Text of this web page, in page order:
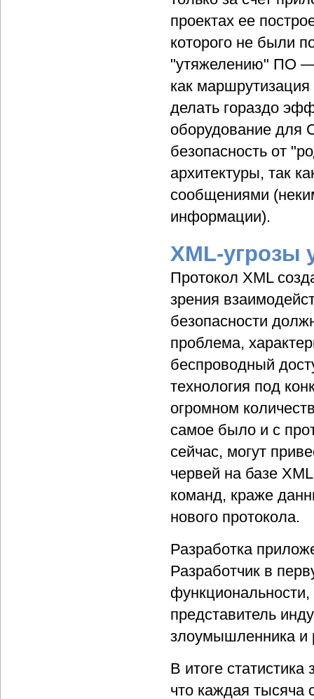
проектах ее
которого не были
"утяжелению" ПО —
как
делать гораздо
оборудование для
безопасность от
архитектуры, так
сообщениями
информации).
XML-угрозы
Протокол XML
зрения
безопасности
проблема,
беспроводный
технология под
огромном
самое было и с
сейчас, могут
червей на базе
команд, краже
нового протокола.
Разработка
Разработчик в
представитель
злоумышленника и
В итоге
что каждая тысяча